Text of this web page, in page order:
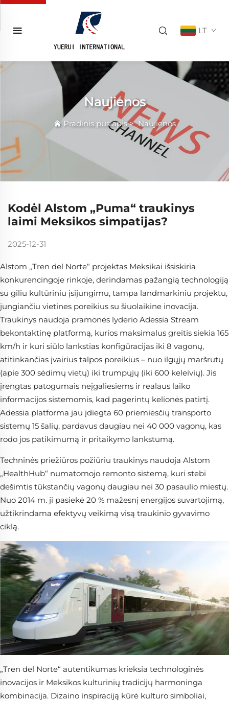
LT
Naujienos
Pradinis puslapis>Naujienos
Kodėl Alstom „Puma“ traukinys
laimi Meksikos simpatijas?
2025-12-31
Alstom „Tren del Norte“ projektas Meksikai išsiskiria
konkurencingoje rinkoje, derindamas pažangią technologiją
su giliu kultūriniu įsijungimu, tampa landmarkiniu projektu,
jungiančiu vietines poreikius su šiuolaikine inovacija.
Traukinys naudoja pramonės lyderio Adessia Stream
bekontaktinę platformą, kurios maksimalus greitis siekia 165
km/h ir kuri siūlo lankstias konfigūracijas iki 8 vagonų,
atitinkančias įvairius talpos poreikius – nuo ilgųjų maršrutų
(apie 300 sėdimų vietų) iki trumpųjų (iki 600 keleivių). Jis
įrengtas patogumais neįgaliesiems ir realaus laiko
informacijos sistemomis, kad pagerintų kelionės patirtį.
Adessia platforma jau įdiegta 60 priemiesčių transporto
sistemų 15 šalių, pardavus daugiau nei 40 000 vagonų, kas
rodo jos patikimumą ir pritaikymo lankstumą.
Techninės priežiūros požiūriu traukinys naudoja Alstom
„HealthHub“ numatomojo remonto sistemą, kuri stebi
dešimtis tūkstančių vagonų daugiau nei 30 pasaulio miestų.
Nuo 2014 m. ji pasiekė 20 % mažesnį energijos suvartojimą,
užtikrindama efektyvų veikimą visą traukinio gyvavimo
ciklą.
„Tren del Norte“ autentikumas krieksia technologinės
inovacijos ir Meksikos kulturi­nių tradicijų harmoninga
kombinacija. Dizaino inspiraciją kūrė kulturo simboliai,